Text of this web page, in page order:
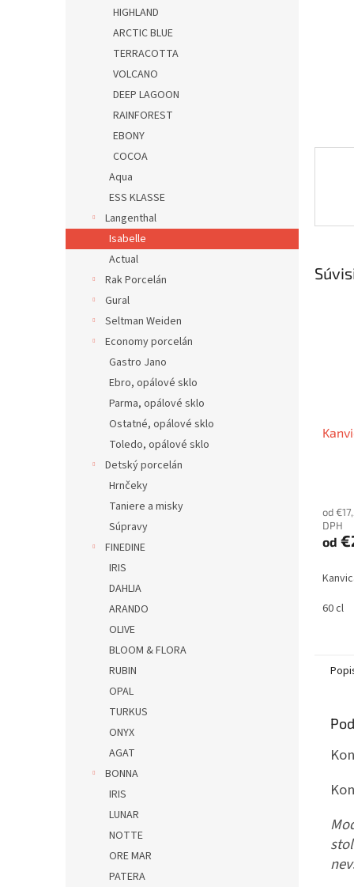
HIGHLAND
ARCTIC BLUE
TERRACOTTA
VOLCANO
DEEP LAGOON
RAINFOREST
EBONY
COCOA
Aqua
ESS KLASSE
Langenthal
Isabelle
Actual
Rak Porcelán
Gural
Seltman Weiden
Economy porcelán
Gastro Jano
Ebro, opálové sklo
Parma, opálové sklo
Ostatné, opálové sklo
Toledo, opálové sklo
Detský porcelán
Hrnčeky
Taniere a misky
Súpravy
FINEDINE
IRIS
DAHLIA
ARANDO
OLIVE
BLOOM & FLORA
RUBIN
OPAL
TURKUS
ONYX
AGAT
BONNA
IRIS
LUNAR
NOTTE
ORE MAR
PATERA
od
DPH
od
60 cl